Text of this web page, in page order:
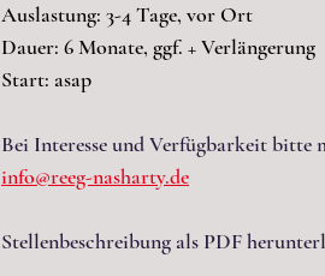
Auslastung: 3-4 Tage, vor Ort
Dauer: 6 Monate, ggf. + Verlängerung
Start: asap
Bei Interesse und Verfügbarkeit bitte
info@reeg-nasharty.de
Stellenbeschreibung als PDF